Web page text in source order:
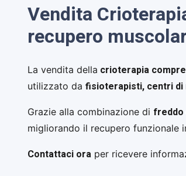
Vendita
recupero
La vendita della crioterapia
utilizzato da fisioterapisti, centri
Grazie alla combinazione di
migliorando il recupero funzionale
Contattaci ora per ricevere